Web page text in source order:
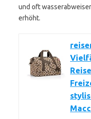
und oft
erhöht.